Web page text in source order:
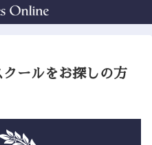
ールをお探しの方